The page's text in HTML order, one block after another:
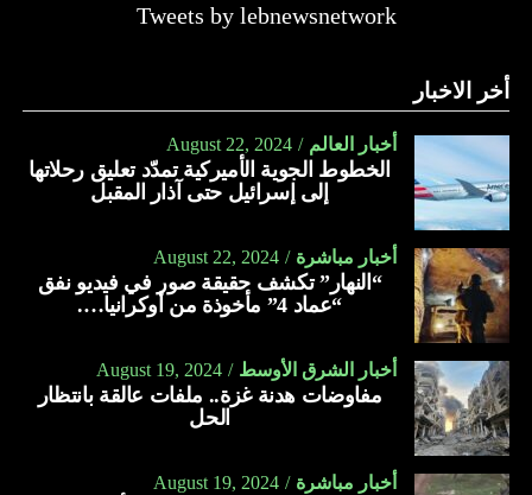
Tweets by lebnewsnetwork
أخر الاخبار
أخبار العالم August 22, 2024
الخطوط الجوية الأميركية تمدّد تعليق رحلاتها
إلى إسرائيل حتى آذار المقبل
أخبار مباشرة August 22, 2024
“النهار” تكشف حقيقة صور في فيديو نفق
“عماد 4” مأخوذة من أوكرانيا….
أخبار الشرق الأوسط August 19, 2024
مفاوضات هدنة غزة.. ملفات عالقة بانتظار
الحل
أخبار مباشرة August 19, 2024